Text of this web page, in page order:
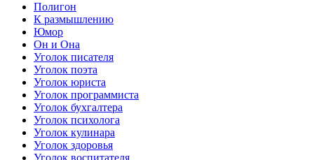
Полигон
К размышлению
Юмор
Он и Она
Уголок писателя
Уголок поэта
Уголок юриста
Уголок программиста
Уголок бухгалтера
Уголок психолога
Уголок кулинара
Уголок здоровья